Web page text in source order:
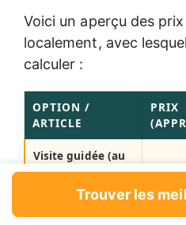
Trouver les
Voici un aperçu des
localement, avec
calculer :
OPTION /
ARTICLE
PRIX
Visite guidée (au
départ de
Bangkok), bateau